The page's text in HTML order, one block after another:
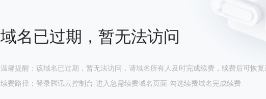
域名已过期，暂无法访问
温馨提醒：该域名已过期，暂无法访问，请域名所有人及时完成续费，续费后可恢复
续费路径：登录腾讯云控制台-进入急需续费域名页面-勾选续费域名完成续费